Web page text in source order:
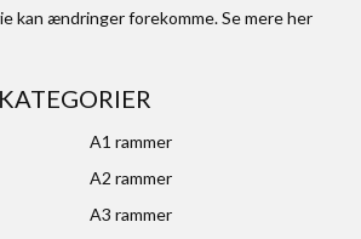
kan ændringer forekomme. Se mereher
A1 rammer
A2 rammer
A3 rammer